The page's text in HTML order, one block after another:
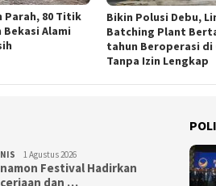
Parah, 80 Titik
Alami
Bikin Polusi Debu,
Batching Plant
tahun Beroperasi di
Tanpa Izin Lengkap
1 Agustus 2026
Festival Hadirkan
dan …